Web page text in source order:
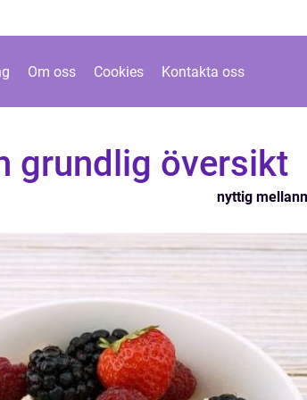
Om oss Cookies Kontakta oss
grundlig översikt
nyttig